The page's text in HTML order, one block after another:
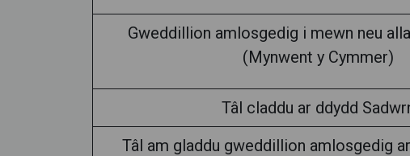
Gweddillion amlosgedig i mewn neu
(Mynwent y Cymmer)
Tâl claddu ar ddydd
Tâl am gladdu gweddillion amlosgedig